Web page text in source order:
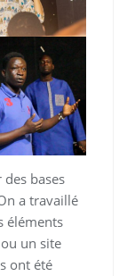
bases
a travaillé
éléments
un site
ont été